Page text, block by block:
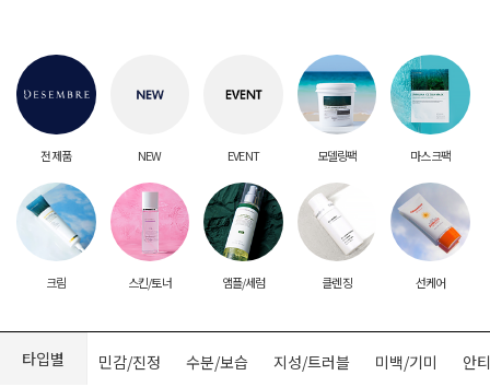
전 제품 NEW EVENT 모델링팩 마스크팩
크림 스킨/토너 앰플/세럼 클렌징 선케어
타입별 민감/진정 수분/보습 지성/트러블 미백/기미 안